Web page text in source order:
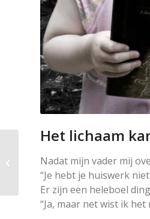
Het lichaam
Nadat mijn vader mij
“Je hebt je huiswerk
Er zijn een heleboel
“Ja, maar net wist ik
‘hoe je zal worden’ ligt
open.